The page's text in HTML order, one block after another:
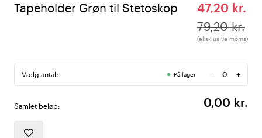
Tapeholder Grøn til Stetoskop
47,20 kr.
79,20 kr.
(eksklusive moms)
Vælg antal: På lager -
Antal
+
Samlet beløb: 0,00 kr.